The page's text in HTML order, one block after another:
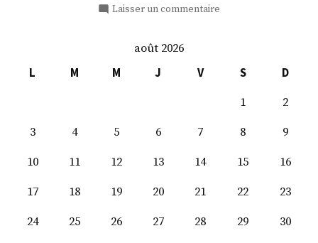
Laisser un commentaire
août 2026
L
M M J V S
D
1
2
3
4 5 6 7 8
9
10
11 12 13 14 15
16
17
18 19 20 21 22
23
24
25 26 27 28 29
30